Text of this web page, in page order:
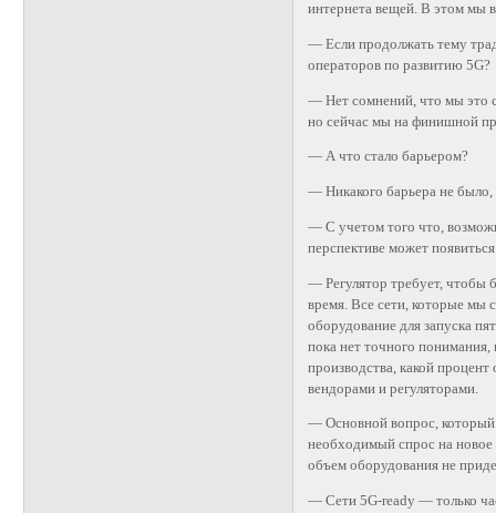
интернета вещей. В этом мы
— Если продолжать тему
операторов по развитию 5G?
— Нет сомнений, что мы это
но сейчас мы на финишной
— А что стало барьером?
— Никакого барьера не было,
— С учетом того что,
перспективе может
— Регулятор требует, чтобы
время. Все сети, которые мы
оборудование для запуска
пока нет точного понимания,
производства, какой
вендорами и регуляторами.
— Основной вопрос, который
необходимый спрос на новое
объем оборудования не
— Сети 5G-ready — только